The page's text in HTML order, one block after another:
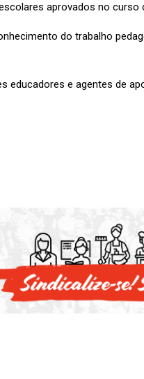
aprovados no curso
do trabalho
educadores e agentes de